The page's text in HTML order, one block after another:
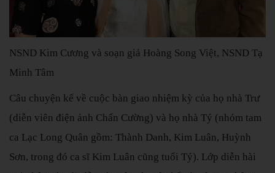
NSND Kim Cương và soạn giả Hoàng Song Việt, NSND Tạ
Minh Tâm
Câu chuyện kể về cuộc bàn giao nhiệm kỳ của họ nhà Trư
(diễn viên điện ảnh Chấn Cường) và họ nhà Tý (nhóm tam
ca Lạc Long Quân gồm: Thành Danh, Kim Luân, Huỳnh
Sơn, trong đó ca sĩ Kim Luân cũng tuổi Tý). Lớp diễn hài